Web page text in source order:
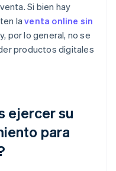
Si bien hay
laventa online sin
por lo general, no se
productos digitales
ejercer su
para